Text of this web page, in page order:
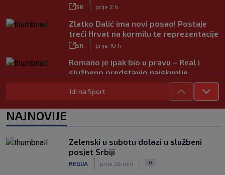
SK prije 2 h
Zlatko Dalić ima novi posao! Postaje
treći Hrvat na kormilu te reprezentacije
SK prije 10 h
Romano je ipak bio u pravu – Real i
službeno predstavio najskuplje
SK
|
prije 4 h
UEFA poslala oštru poruku Infantinu:
SK prije 3 h
FOTO / Federer ljetuje u Hrvatskoj:
‘Večera dostojna prvaka’
Idi na Sport
NAJNOVIJE
Zelenski u subotu dolazi u službeni
posjet Srbiji
REGIJA prije 26 min 0